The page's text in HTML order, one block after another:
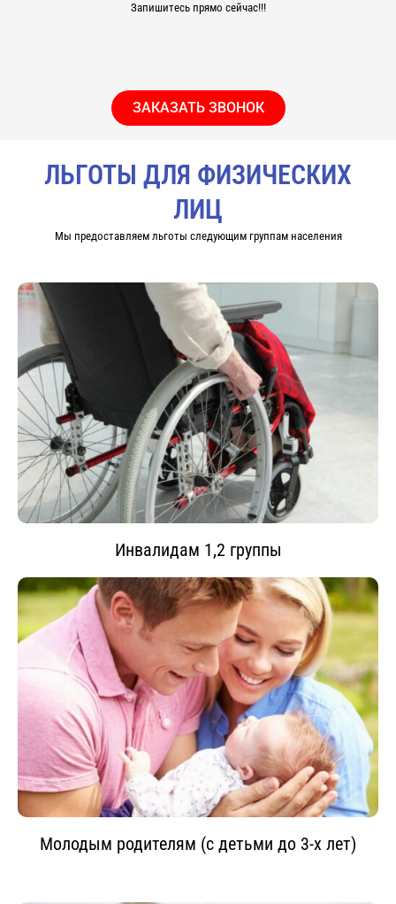
Запишитесь прямо сейчас!!!
ЗАКАЗАТЬ ЗВОНОК
ЛЬГОТЫ ДЛЯ ФИЗИЧЕСКИХ
ЛИЦ
Мы предоставляем льготы следующим группам населения
Инвалидам 1,2 группы
Молодым родителям (с детьми до 3-х лет)